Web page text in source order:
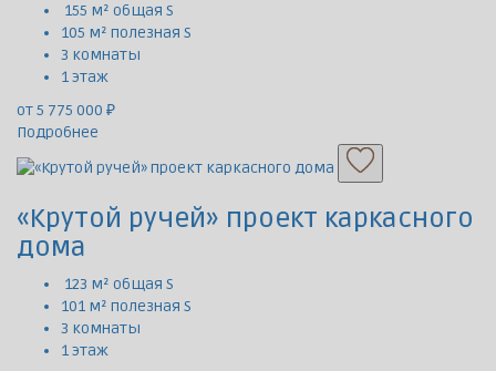
155 м² общая S
105 м² полезная S
3 комнаты
1 этаж
от 5 775 000 ₽
Подробнее
«Крутой ручей» проект каркасного
дома
123 м² общая S
101 м² полезная S
3 комнаты
1 этаж